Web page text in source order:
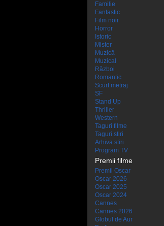
Familie
Fantastic
Film noir
Horror
Istoric
Mister
Muzică
Muzical
Război
Romantic
Scurt metraj
SF
Stand Up
Thriller
Western
Taguri filme
Taguri stiri
Arhiva stiri
Program TV
Premii filme
Premii Oscar
Oscar 2026
Oscar 2025
Oscar 2024
Cannes
Cannes 2026
Globul de Aur